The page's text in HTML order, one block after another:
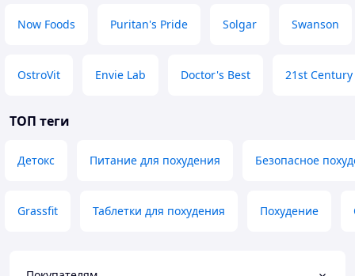
Now Foods Puritan's Pride Solgar Swanson
OstroVit Envie Lab Doctor's Best 21st Century
ТОП теги
Детокс Питание для похудения Безопасное
Grassfit Таблетки для похудения Похудение